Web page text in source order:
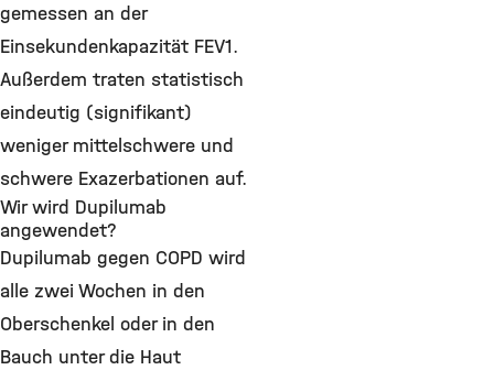
gemessen an der
Einsekundenkapazität FEV1.
Außerdem traten statistisch
eindeutig (signifikant)
weniger mittelschwere und
schwere Exazerbationen auf.
Wir wird Dupilumab
angewendet?
Dupilumab gegen COPD wird
alle zwei Wochen in den
Oberschenkel oder in den
Bauch unter die Haut